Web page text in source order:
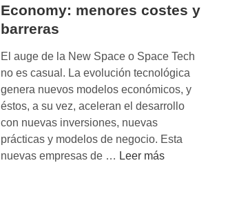
Economy: menores costes y
barreras
El auge de la New Space o Space Tech
no es casual. La evolución tecnológica
genera nuevos modelos económicos, y
éstos, a su vez, aceleran el desarrollo
con nuevas inversiones, nuevas
prácticas y modelos de negocio. Esta
nuevas empresas de … A
Leer más